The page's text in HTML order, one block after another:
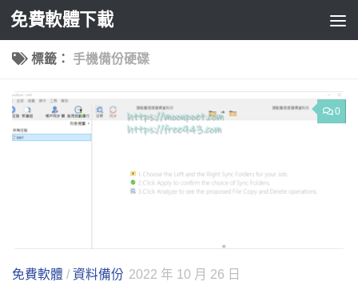
Skip to content
免費軟體下載
標籤： 手機備份硬碟
0
免費軟體 / 資料備份 2022 年 10 月 26 日